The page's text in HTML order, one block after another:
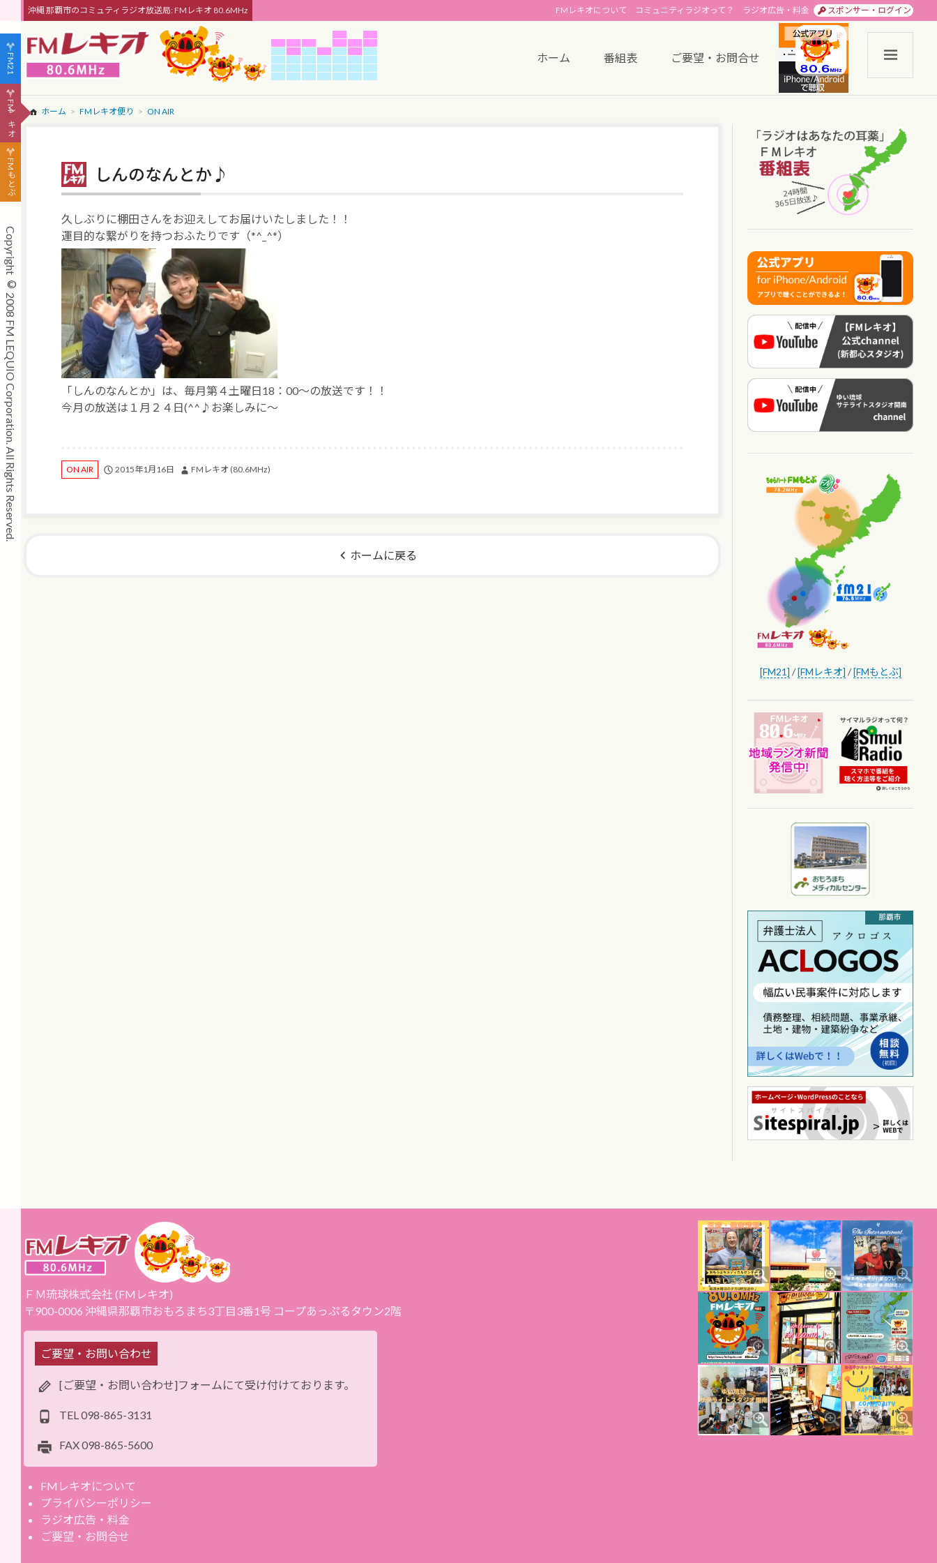
沖縄 那覇市のコミュティラジオ放送局: FMレキオ 80.6MHz スポンサー・ログイン
ラジオ広告・料金
コミュニティラジオって？
FMレキオについて
ホーム 番組表 ご要望・お問合せ
ホーム FMレキオ便り ON AIR
しんのなんとか♪
久しぶりに棚田さんをお迎えしてお届けいたしました！！
運目的な繋がりを持つおふたりです（*^_^*）
「しんのなんとか」は、毎月第４土曜日18：00～の放送です！！
今月の放送は１月２４日(^^♪お楽しみに～
ON AIR 2015年1月16日 FMレキオ (80.6MHz)
ホームに戻る
[FM21] /[FMレキオ] /[FMもとぶ]
ＦＭ琉球株式会社 (FMレキオ)
〒900-0006 沖縄県那覇市おもろまち3丁目3番1号 コープあっぷるタウン2階
ご要望・お問い合わせ
[ご要望・お問い合わせ]フォームにて受け付けております。
TEL 098-865-3131
FAX098-865-5600
FMレキオについて
プライバシーポリシー
ラジオ広告・料金
ご要望・お問合せ
FM21
FMレキオ
FMもとぶ
Copyright © 2008 FM LEQUIO Corporation. All Rights Reserved.